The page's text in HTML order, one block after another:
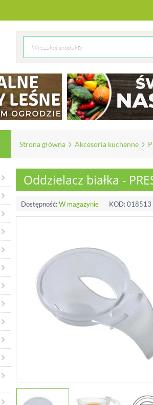
Strona główna Akcesoria kuchenne
Oddzielacz białka -
Dostępność:W magazynie KOD:018513